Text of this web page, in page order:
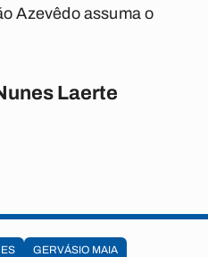
Azevêdo assuma o
Laerte
GERVÁSIO MAIA